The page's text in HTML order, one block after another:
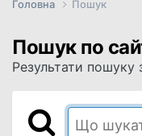
Головна Пошук
Пошук по
Результати пошуку